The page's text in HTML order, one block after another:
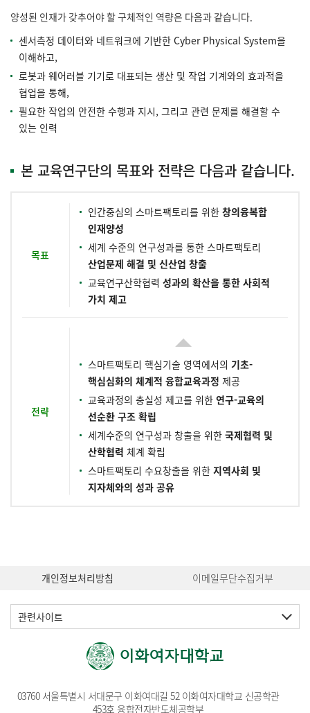
양성된 인재가 갖추어야 할 구체적인 역량은 다음과 같습니다.
센서측정 데이터와 네트워크에 기반한 Cyber Physical System을
이해하고,
로봇과 웨어러블 기기로 대표되는 생산 및 작업 기계와의 효과적을
협업을 통해,
필요한 작업의 안전한 수행과 지시, 그리고 관련 문제를 해결할 수
있는 인력
본 교육연구단의 목표와 전략은 다음과 같습니다.
목표
인간중심의 스마트팩토리를 위한 창의융복합
인재양성
세계 수준의 연구성과를 통한 스마트팩토리
산업문제 해결 및 신산업 창출
교육연구산학협력 성과의 확산을 통한 사회적
가치 제고
전략
스마트팩토리 핵심기술 영역에서의 기초-
핵심심화의 체계적 융합교육과정 제공
교육과정의 충실성 제고를 위한 연구-교육의
선순환 구조 확립
세계수준의 연구성과 창출을 위한 국제협력 및
산학협력 체계 확립
스마트팩토리 수요창출을 위한 지역사회 및
지자체와의 성과 공유
개인정보처리방침 이메일무단수집거부
관련사이트
03760 서울특별시 서대문구 이화여대길 52 이화여자대학교 신공학관
453호 융합전자반도체공학부